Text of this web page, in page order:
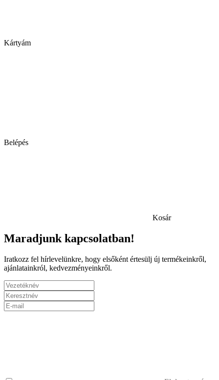
Kártyám
Belépés
Kosár
Maradjunk kapcsolatban!
Iratkozz fel hírlevelünkre, hogy elsőként értesülj új termékeinkről,
ajánlatainkról, kedvezményeinkről.